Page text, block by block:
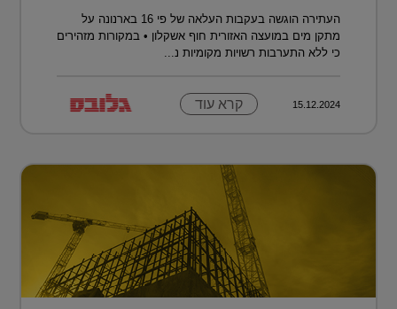
העתירה הוגשה בעקבות העלאה של פי 16 בארנונה על
מתקן מים במועצה האזורית חוף אשקלון • במקורות מזהירים
כי ללא התערבות רשויות מקומיות נ...
15.12.2024 קרא עוד